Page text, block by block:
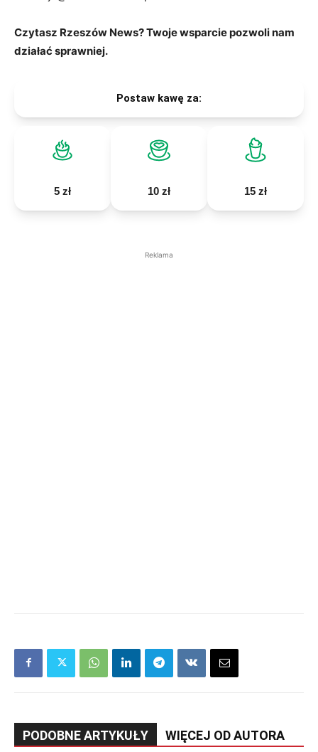
Czytasz Rzeszów News? Twoje wsparcie pozwoli nam
działać sprawniej.
Postaw kawę za:
5 zł 10 zł 15 zł
Reklama
PODOBNE ARTYKUŁY WIĘCEJ OD AUTORA